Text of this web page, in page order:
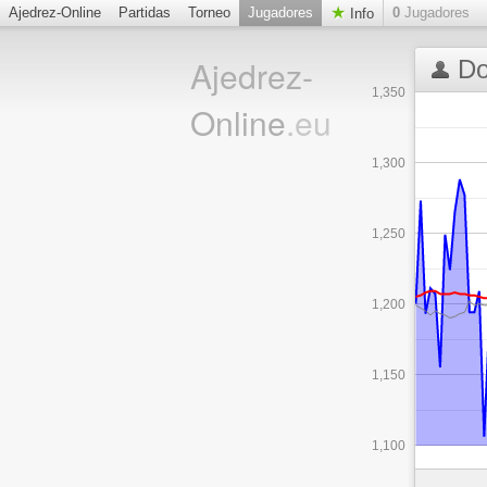
Ajedrez-Online Partidas Torneo Jugadores Info 0 Jugadores
Ajedrez-
Online.eu
1,100
1,150
1,200
1,250
1,300
1,350